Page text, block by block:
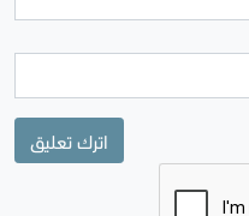
اترك تعليق